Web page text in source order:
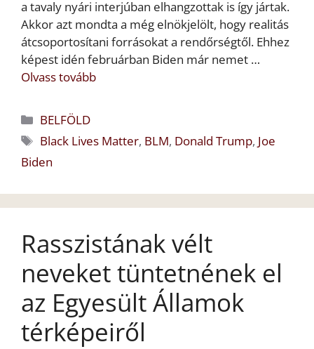
a tavaly nyári interjúban elhangzottak is így jártak.
Akkor azt mondta a még elnökjelölt, hogy realitás
átcsoportosítani forrásokat a rendőrségtől. Ehhez
képest idén februárban Biden már nemet …
Olvass tovább
Kategória
BELFÖLD
Címkék
Black Lives Matter, BLM, Donald Trump, Joe
Biden
Rasszistának vélt
neveket tüntetnének el
az Egyesült Államok
térképeiről